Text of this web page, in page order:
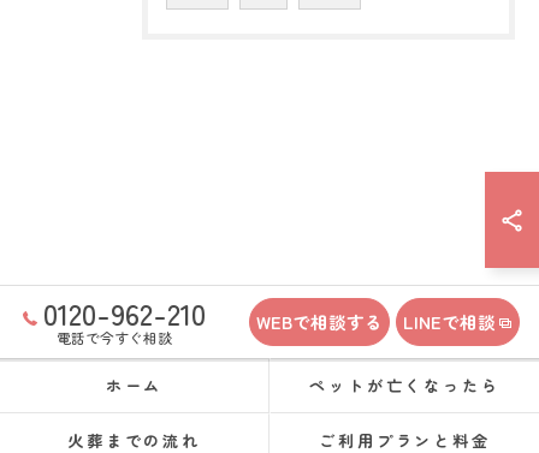
0120-962-210
電話で今すぐ相談
WEBで相談する LINEで相談
ホーム ペットが亡くなったら
火葬までの流れ ご利用プランと料金